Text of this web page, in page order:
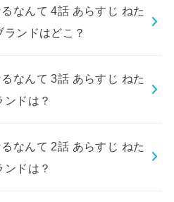
なんて 4話 あらすじ ねた
ンドはどこ？
なんて 3話 あらすじ ねた
ドは？
なんて 2話 あらすじ ねた
ドは？